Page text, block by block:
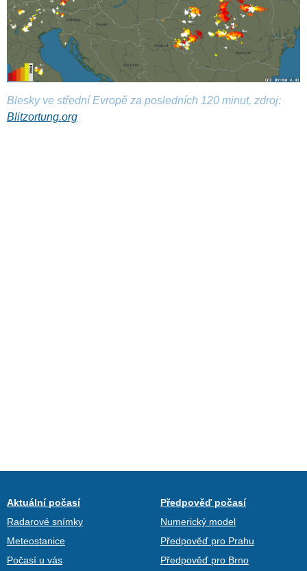
Blesky ve střední Evropě za posledních 120 minut, zdroj:
Blitzortung.org
Aktuální počasí
Radarové snímky
Meteostanice
Počasí u vás
Předpověď počasí
Numerický model
Předpověď pro Prahu
Předpověď pro Brno